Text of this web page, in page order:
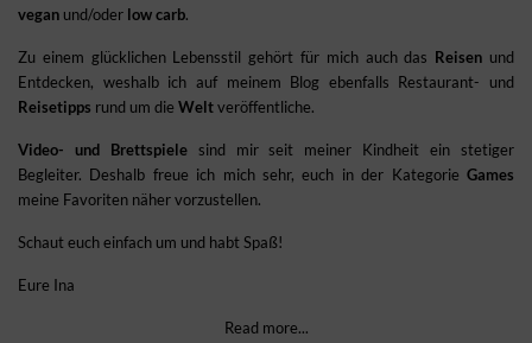
vegan und/oder low carb.
Zu einem glücklichen Lebensstil gehört für mich auch das Reisen und
Entdecken, weshalb ich auf meinem Blog ebenfalls Restaurant- und
Reisetipps rund um die Weltveröffentliche.
Video- und Brettspielesind mir seit meiner Kindheit ein stetiger
Begleiter. Deshalb freue ich mich sehr, euch in der Kategorie Games
meine Favoriten näher vorzustellen.
Schaut euch einfach um und habt Spaß!
Eure Ina
Read more...